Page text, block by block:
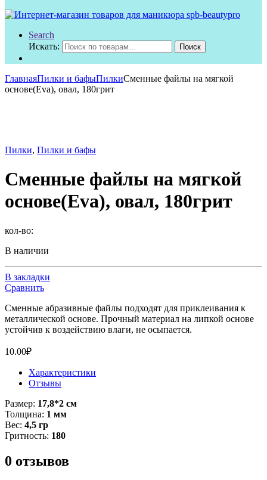
Search
Искать:
Поиск
ГлавнаяПилки и бафыПилкиСменные файлы на мягкой
основе(Eva), овал, 180грит
Пилки, Пилки и бафы
Сменные файлы на мягкой
основе(Eva), овал, 180грит
кол-во:
В наличии
В закладки
Сравнить
Сменные абразивные файлы подходят для приклеивания к
металлической основе. Прочный материал на липкой основе
устойчив к воздействию влаги, не осыпается.
10.00₽
Характеристики
Отзывы
Размер: 17,8*2 см
Толщина: 1 мм
Вес: 4,5 гр
Гритность: 180
0 отзывов